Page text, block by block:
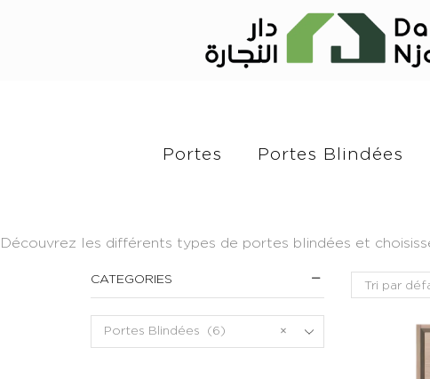
Portes Portes Blindées
Découvrez les différents types de portes blindées et
CATEGORIES
×
Portes Blindées (6)